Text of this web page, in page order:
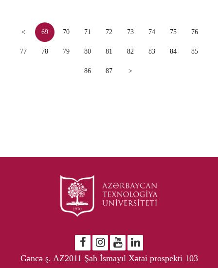
< 69 70 71 72 73 74 75 76
77 78 79 80 81 82 83 84 85
86 87 >
Gəncə ş. AZ2011 Şah İsmayıl Xətai prospekti 103